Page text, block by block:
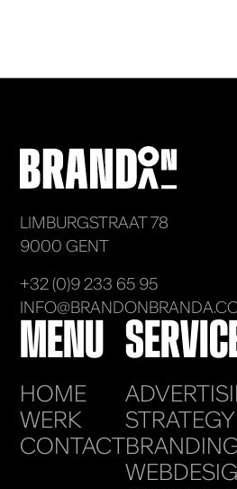
LIMBURGSTRAAT 78
9000 GENT
+32 (0)9 233 65 95
MENU
HOME
WERK
CONTACT
STRATEGY